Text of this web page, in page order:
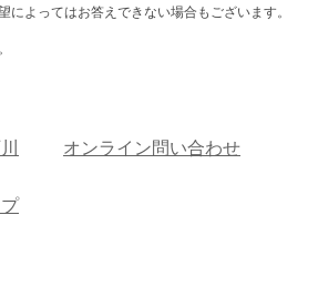
よってはお答えできない場合もございます。
オンライン問い合わせ